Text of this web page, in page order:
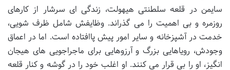
سایمن در قلعه سلطنتی هیهولت، زندگی ای سرشار از کارهای
روزمره و بی اهمیت را می گذراند. وظایفش شامل ظرف شویی،
خدمت در آشپزخانه و سایر امور پیش پاافتاده است. اما در اعماق
وجودش، رویاهایی بزرگ و آرزوهایی برای ماجراجویی های هیجان
انگیز، او را بی قرار می کنند. او اغلب خود را در گوشه و کنار قلعه